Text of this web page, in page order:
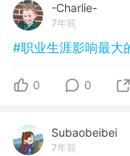
-Charlie-
7年前
#职业生涯影响最大
0 0
Subaobeibei
7年前